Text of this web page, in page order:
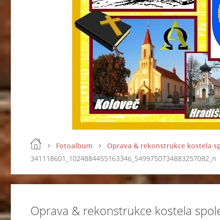
Fotoalbum
Oprava & rekonstrukce kostela
341118601_1024884455163346_5499750734883257082_n
Oprava & rekonstrukce kostela